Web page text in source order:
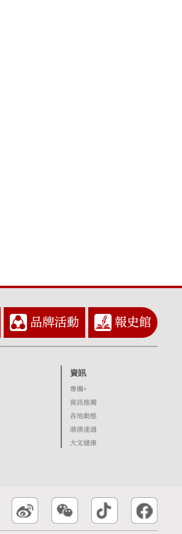
品牌活動 報史館
資訊
專欄+
資訊推薦
各地動態
港澳速遞
大文健康